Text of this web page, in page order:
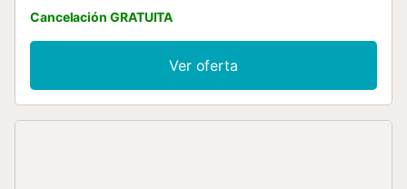
puede alojar a 4 personas. Los servicios adicionales
incluyen Wi-Fi, televisión, aire acondicionado, lavadora y
secadora. Este alquiler de vacaciones cuenta con terraza
privada y acceso a una piscina compartida. Hay
aparcamiento disponible en un garaje. No se permiten
Cancelación GRATUITA
Ver oferta